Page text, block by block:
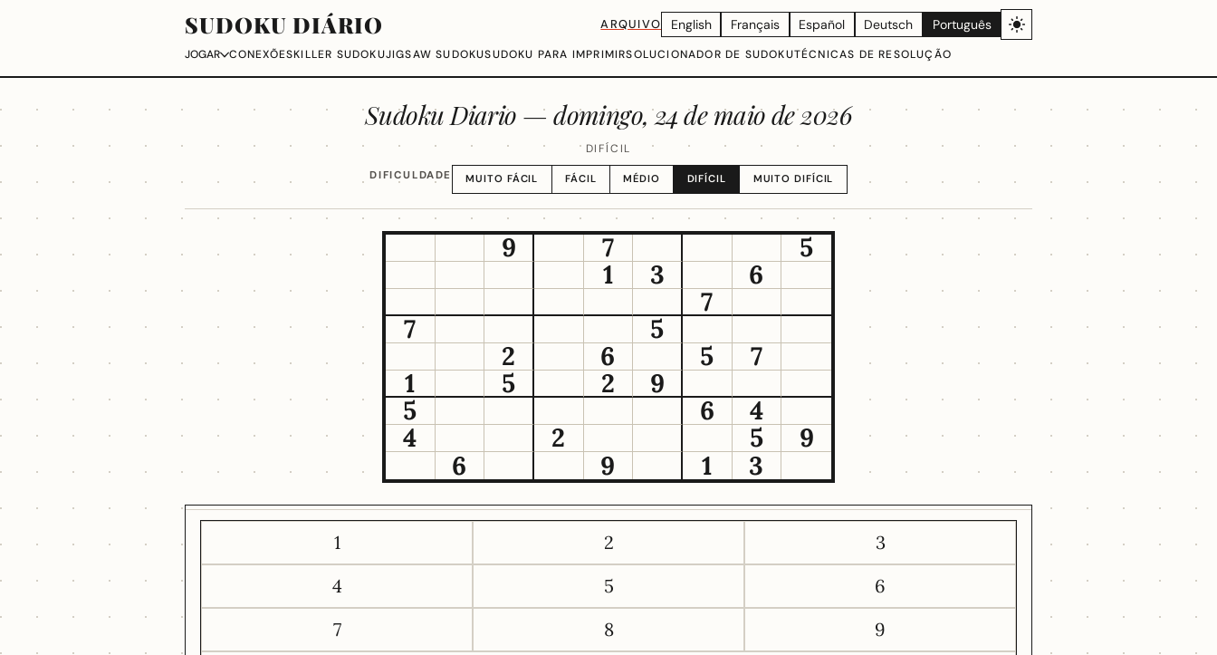
SUDOKU DIÁRIO ARQUIVO English Français Español Deutsch Português
JOGAR CONEXÕESKILLER SUDOKUJIGSAW SUDOKUSUDOKU PARA IMPRIMIRSOLUCIONADOR DE SUDOKUTÉCNICAS DE RESOLUÇÃO
Sudoku Diario —domingo, 24 de maio de 2026
DIFÍCIL
DIFICULDADE MUITO FÁCIL FÁCIL MÉDIO DIFÍCIL MUITO DIFÍCIL
9 7
5
1
3
6
7
7
5
2
6 5
7
1
5 2
9
5
6
4
4
2 5
9
6
9 1 3
1 2
3
4
5
6
7
8 9